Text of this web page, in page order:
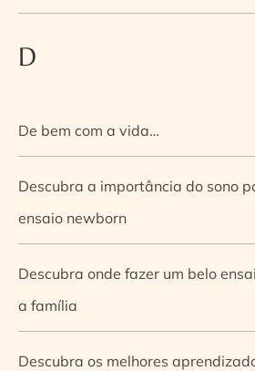
D
De bem com a vida…
Descubra a importância do sono
ensaio newborn
Descubra onde fazer um belo
a família
Descubra os melhores